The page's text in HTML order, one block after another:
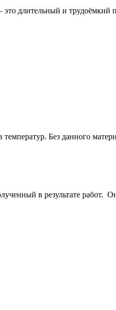
это длительный и трудоёмкий
Без данного
в результате работ.